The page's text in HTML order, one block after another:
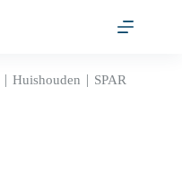
| Huishouden | SPAR